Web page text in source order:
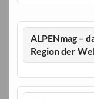
ALPENmag –
Region der